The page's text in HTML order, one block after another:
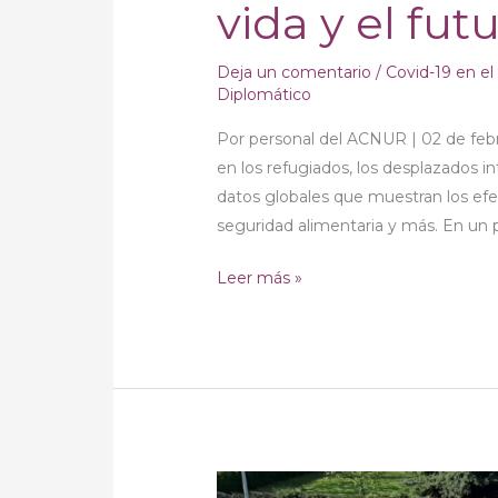
vida y el
Deja un comentario / Covid-19 en
Diplomático
Por personal del ACNUR | 02 de
en los refugiados, los desplazados
datos globales que muestran los
seguridad alimentaria y más. En
Leer más »
No